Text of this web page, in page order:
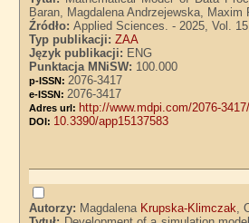
Baran, Magdalena Andrzejewska,
Źródło:Applied Sciences. - 2025, Vol.
Typ publikacji:ZAA
Język publikacji: ENG
Punktacja MNiSW: 100.000
p-ISSN: 2076-3417
e-ISSN: 2076-3417
Adres url: http://www.mdpi.com/2076-
DOI: 10.3390/app15137583
Autorzy: Magdalena Krupska-Klimczak,